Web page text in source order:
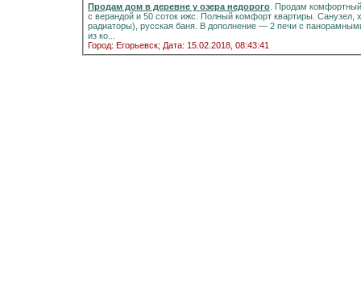
Продам дом в деревне у озера недорого . Продам комфортный
с верандой и 50 соток ижс. Полный комфорт квартиры. Санузел, холодная и горячая вода,
радиаторы), русская баня. В дополнение — 2 печи с панорамными стёклами.Информация на портале домиклайт.Вода
из ко...
Город: Егорьевск; Дата: 15.02.2018, 08:43:41